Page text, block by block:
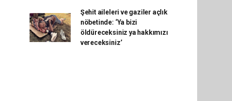
Şehit aileleri ve gaziler açlık
nöbetinde: ‘Ya bizi
öldüreceksiniz ya hakkımızı
vereceksiniz’